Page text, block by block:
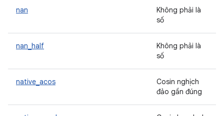
nan
Không phải là
số
nan_half
Không phải là
số
native_acos
Cosin nghịch
đảo gần đúng